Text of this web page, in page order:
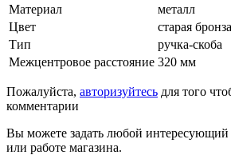
Материал
металл
Цвет
старая бронза
Тип
ручка-скоба
Межцентровое расстояние 320 мм
Пожалуйста, авторизуйтесь для того
комментарии
Вы можете задать любой интересующий
или работе магазина.